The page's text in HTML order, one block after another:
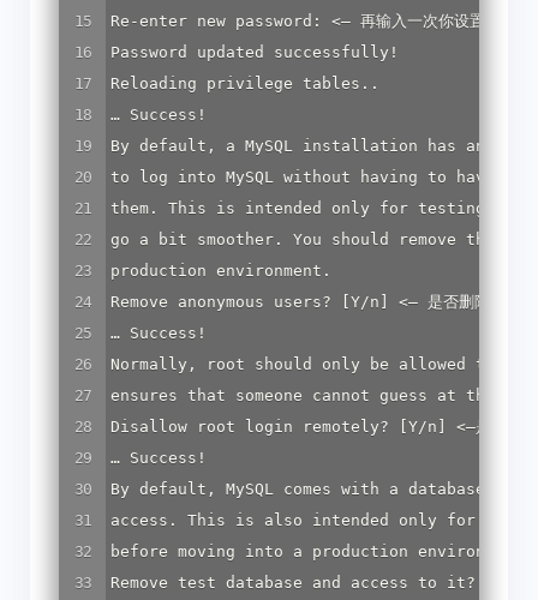
Re-enter
new password:
Password
updated successfully
Reloading
privilege tables..
… Success
By default , a MySQL installation has an
to
log into MySQL without having to have
them.
This is intended only for testing
go
a bit smoother. You should remove them
production environment.
Remove
anonymous users? [Y/n ] <– 是否删除匿名用
… Success
Normally , root should only be allowed to
ensures that someone cannot guess at the
Disallow
root login remotely? [Y/n ] <–是否禁止
… Success
By default , MySQL comes with a database
access.
This is also intended only for
before moving into a production environment.
Remove test database and access to it? [